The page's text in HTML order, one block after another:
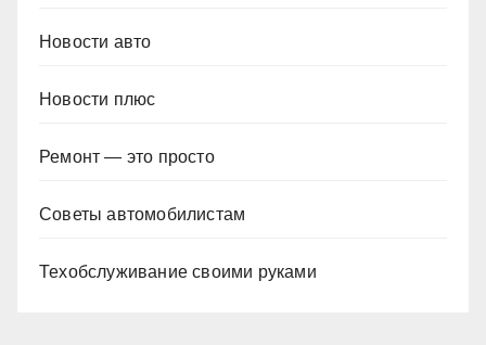
Новости авто
Новости плюс
Ремонт — это просто
Советы автомобилистам
Техобслуживание своими руками